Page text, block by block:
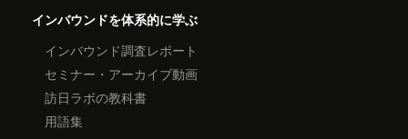
インバウンドを体系的に学ぶ
インバウンド調査レポート
セミナー・アーカイブ動画
訪日ラボの教科書
用語集